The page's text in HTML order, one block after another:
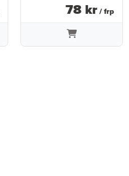
78 kr / frp